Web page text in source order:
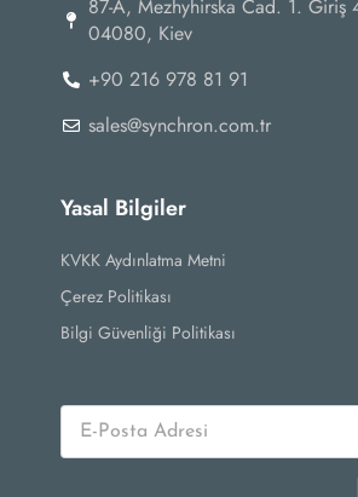
87-А, Mezhyhirska Cad. 1. Giriş
04080, Kiev
+90 216 978 81 91
sales@synchron.com.tr
Yasal Bilgiler
KVKK Aydınlatma Metni
Çerez Politikası
Bilgi Güvenliği Politikası